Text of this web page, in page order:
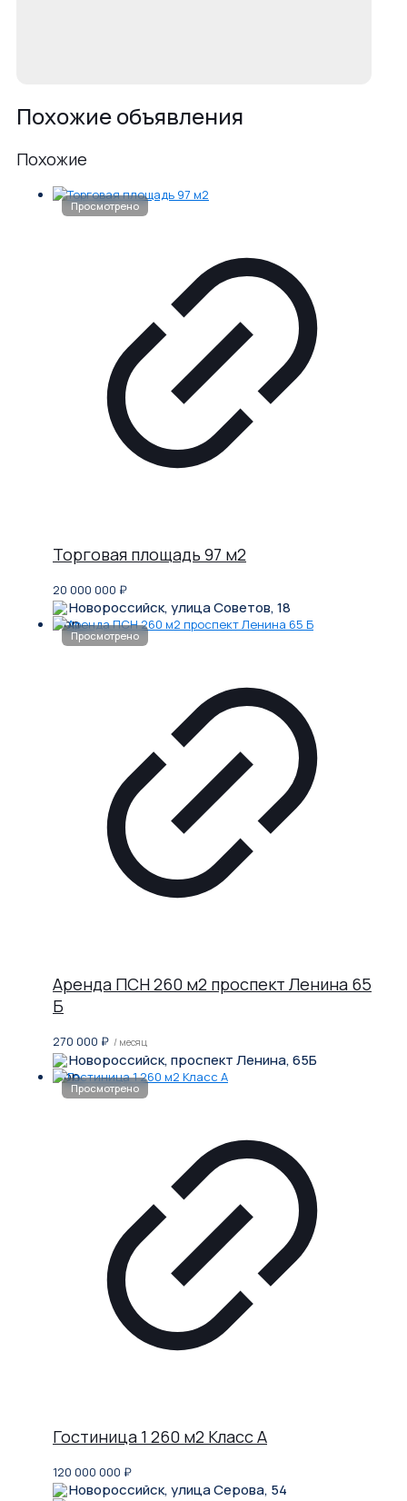
Похожие объявления
Похожие
Торговая площадь 97 м2
20 000 000 ₽
Новороссийск, улица Советов, 18
Аренда ПСН 260 м2 проспект Ленина 65
Б
270 000 ₽ / месяц
Новороссийск, проспект Ленина, 65Б
Гостиница 1 260 м2 Класс A
120 000 000 ₽
Новороссийск, улица Серова, 54